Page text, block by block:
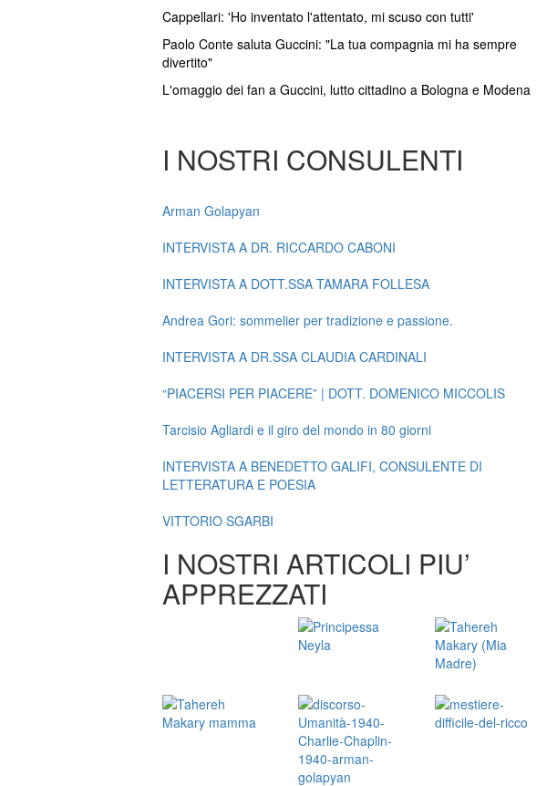
Cappellari: 'Ho inventato l'attentato, mi scuso con tutti'
Paolo Conte saluta Guccini: "La tua compagnia mi ha sempre
divertito"
L'omaggio dei fan a Guccini, lutto cittadino a Bologna e Modena
I NOSTRI CONSULENTI
Arman Golapyan
INTERVISTA A DR. RICCARDO CABONI
INTERVISTA A DOTT.SSA TAMARA FOLLESA
Andrea Gori: sommelier per tradizione e passione.
INTERVISTA A DR.SSA CLAUDIA CARDINALI
“PIACERSI PER PIACERE” | DOTT. DOMENICO MICCOLIS
Tarcisio Agliardi e il giro del mondo in 80 giorni
INTERVISTA A BENEDETTO GALIFI, CONSULENTE DI
LETTERATURA E POESIA
VITTORIO SGARBI
I NOSTRI ARTICOLI PIU’
APPREZZATI